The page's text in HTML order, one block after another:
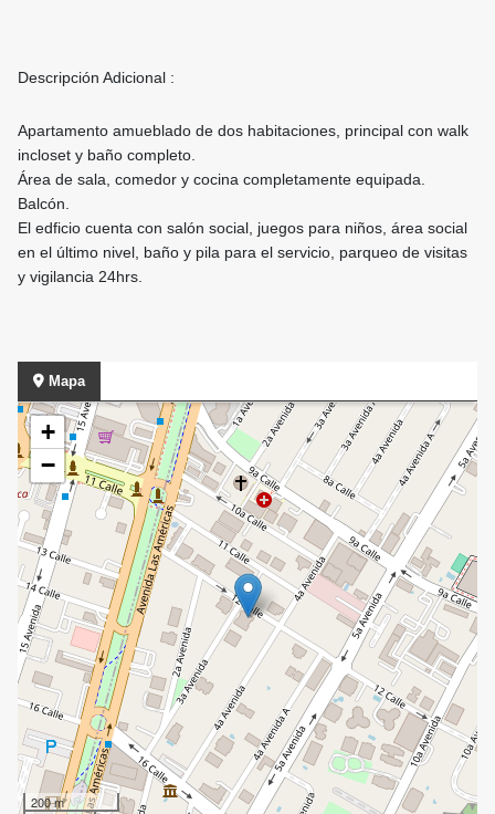
Descripción Adicional :
Apartamento amueblado de dos habitaciones, principal con walk
incloset y baño completo.
Área de sala, comedor y cocina completamente equipada.
Balcón.
El edficio cuenta con salón social, juegos para niños, área social
en el último nivel, baño y pila para el servicio, parqueo de visitas
y vigilancia 24hrs.
Mapa
+
−
200 m